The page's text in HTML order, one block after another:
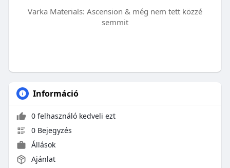
Varka Materials: Ascension & még nem tett közzé
semmit
Információ
0 felhasználó kedveli ezt
0 Bejegyzés
Állások
Ajánlat